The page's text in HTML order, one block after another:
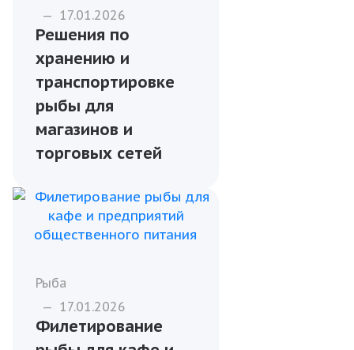
— 17.01.2026
Решения по
хранению и
транспортировке
рыбы для
магазинов и
торговых сетей
Рыба
— 17.01.2026
Филетирование